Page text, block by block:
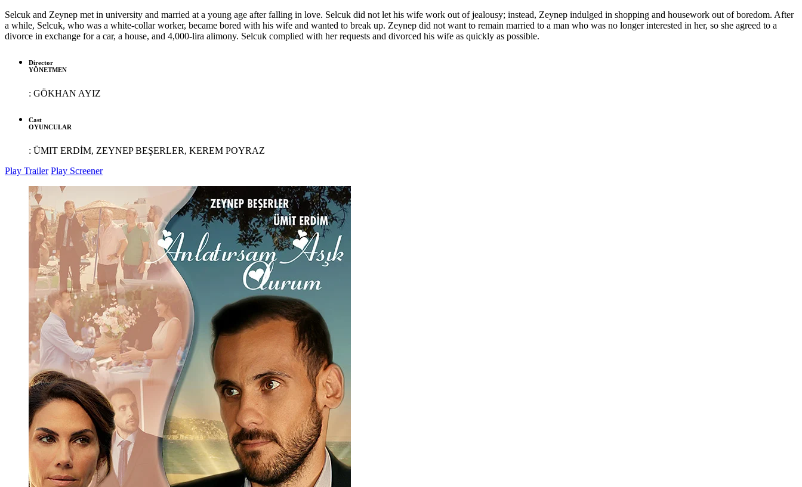
Selcuk and Zeynep met in university and married at a young age after falling in love. Selcuk did not let his wife work out of jealousy; instead, Zeynep indulged in shopping and housework out of boredom. After
a while, Selcuk, who was a white-collar worker, became bored with his wife and wanted to break up. Zeynep did not want to remain married to a man who was no longer interested in her, so she agreed to a
divorce in exchange for a car, a house, and 4,000-lira alimony. Selcuk complied with her requests and divorced his wife as quickly as possible.
Director
YÖNETMEN
: GÖKHAN AYIZ
Cast
OYUNCULAR
: ÜMIT ERDİM, ZEYNEP BEŞERLER, KEREM POYRAZ
Play Trailer Play Screener